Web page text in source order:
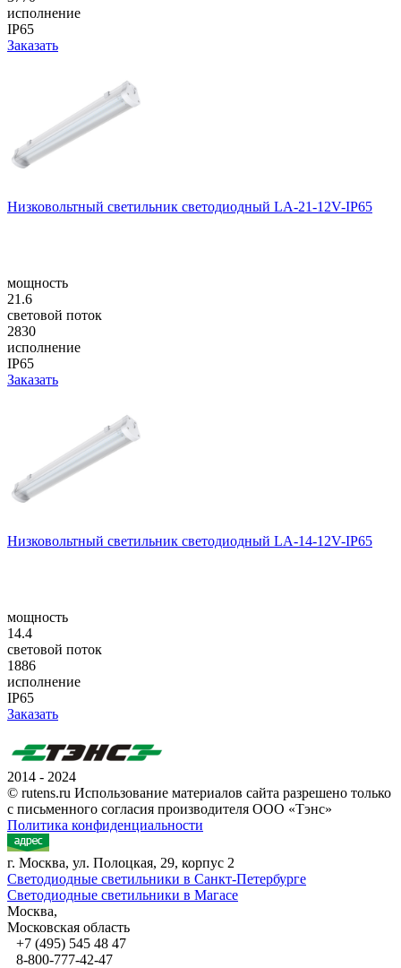
исполнение
IP65
Заказать
Низковольтный светильник светодиодный LA-21-12V-IP65
мощность
21.6
световой поток
2830
исполнение
IP65
Заказать
Низковольтный светильник светодиодный LA-14-12V-IP65
мощность
14.4
световой поток
1886
исполнение
IP65
Заказать
2014 - 2024
© rutens.ru Использование материалов сайта разрешено только
с письменного согласия производителя ООО «Тэнс»
Политика конфиденциальности
г. Москва, ул. Полоцкая, 29, корпус 2
Светодиодные светильники в Санкт-Петербурге
Светодиодные светильники в Магасе
Москва,
Московская область
+7 (495) 545 48 47
8-800-777-42-47